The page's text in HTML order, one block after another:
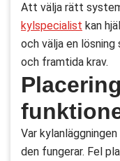
Att välja rätt
kylspecialist kan
och välja en lösning
och framtida krav.
Var
den fungerar. Fel